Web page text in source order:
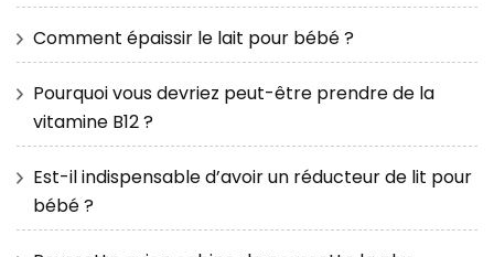
Comment épaissir le lait pour bébé ?
Pourquoi vous devriez peut-être prendre de la
vitamine B12 ?
Est-il indispensable d’avoir un réducteur de lit pour
bébé ?